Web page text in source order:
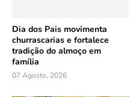
Dia dos Pais movimenta
churrascarias e fortalece
tradição do almoço em
família
07 Agosto, 2026